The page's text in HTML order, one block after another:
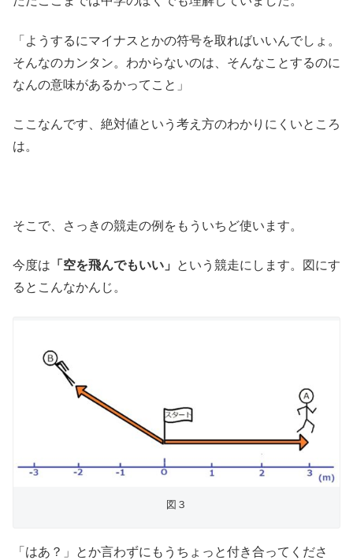
「ようするにマイナスとかの符号を取ればいいんでしょ。
そんなのカンタン。わからないのは、そんなことするのに
なんの意味があるかってこと」
ここなんです、絶対値という考え方のわかりにくいところ
は。
そこで、さっきの競走の例をもういちど使います。
今度は 「空を飛んでもいい」
という競走にします。図にす
るとこんなかんじ。
図３
「はあ？」とか言わずにもうちょっと付き合ってくださ